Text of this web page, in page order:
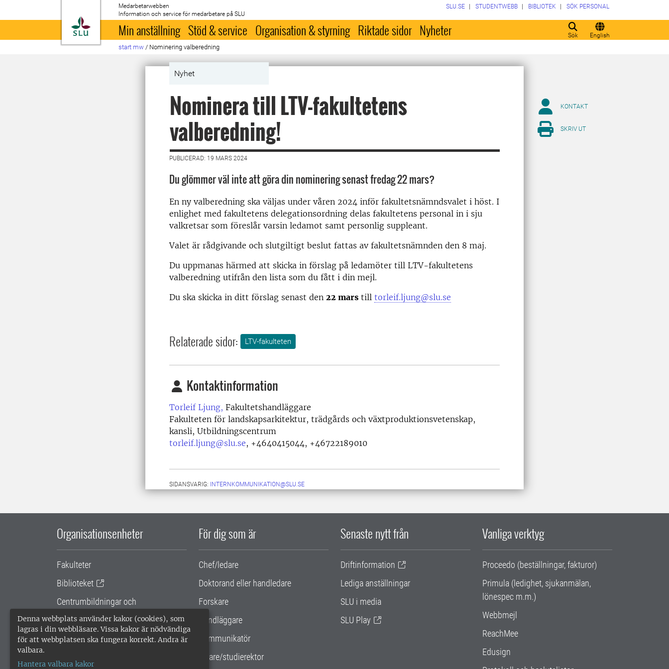
Denna webbplats använder kakor (cookies), som
lagras i din webbläsare. Vissa kakor är nödvändiga
för att webbplatsen ska fungera korrekt. Andra är
valbara.
Hantera valbara kakor
Till startsida
Medarbetarwebben
Information och service för medarbetare på SLU
Sök English
SLU.SE STUDENTWEBB BIBLIOTEK SÖK PERSONAL
Min anställning Stöd & service Organisation & styrning Riktade sidor Nyheter
start mw / Nominering valberedning
Nyhet
Nominera till LTV-fakultetens
valberedning!
PUBLICERAD: 19 MARS 2024
Du glömmer väl inte att göra din nominering senast fredag 22 mars?
En ny valberedning ska väljas under våren 2024 inför fakultetsnämndsvalet i höst. I
enlighet med fakultetens delegationsordning delas fakultetens personal in i sju
valkretsar som föreslår varsin ledamot samt personlig suppleant.
Valet är rådgivande och slutgiltigt beslut fattas av fakultetsnämnden den 8 maj.
Du uppmanas härmed att skicka in förslag på ledamöter till LTV-fakultetens
valberedning utifrån den lista som du fått i din mejl.
Du ska skicka in ditt förslag senast den 22 mars till torleif.ljung@slu.se
Relaterade sidor: LTV-fakulteten
Kontaktinformation
Torleif Ljung, Fakultetshandläggare
Fakulteten för landskapsarkitektur, trädgårds och växtproduktionsvetenskap,
kansli, Utbildningscentrum
torleif.ljung@slu.se, +4640415044, +46722189010
SIDANSVARIG: INTERNKOMMUNIKATION@SLU.SE
KONTAKT
SKRIV UT
Organisationsenheter
Fakulteter
Biblioteket
Centrumbildningar och
samarbetsprojekt
Gemensamma verksamhetsstödet
För dig som är
Chef/ledare
Doktorand eller handledare
Forskare
Handläggare
Kommunikatör
Lärare/studierektor
Senaste nytt från
Driftinformation
Lediga anställningar
SLU i media
SLU Play
Vanliga verktyg
Proceedo (beställningar, fakturor)
Primula (ledighet, sjukanmälan,
lönespec m.m.)
Webbmejl
ReachMee
Edusign